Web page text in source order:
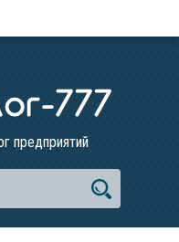
предприятий